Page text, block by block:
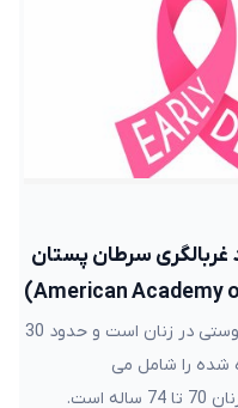
سرطان پستان
سرطان پستان شایع ترین سرطان غیر پوستی در زنان است و حدود 30
شده را شامل می
شود.بیشترین شیوع سرطان پستان در زنان 70 تا 74 ساله است.